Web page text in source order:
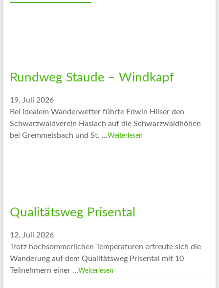
Rundweg Staude – Windkapf
19. Juli 2026
Bei idealem Wanderwetter führte Edwin Hilser den
Schwarzwaldverein Haslach auf die Schwarzwaldhöhen
bei Gremmelsbach und St. …Weiterlesen
Qualitätsweg Prisental
12. Juli 2026
Trotz hochsommerlichen Temperaturen erfreute sich die
Wanderung auf dem Qualitätsweg Prisental mit 10
Teilnehmern einer …Weiterlesen